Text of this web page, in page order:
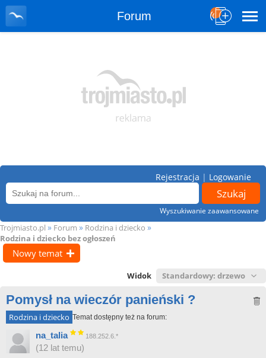
Forum
Wyszukiwanie zaawansowane
Rejestracja | Logowanie
Trojmiasto.pl » Forum » Rodzina i dziecko »
Rodzina i dziecko bez ogłoszeń
Nowy temat
Widok
Pomysł na wieczór panieński ?
Rodzina i dziecko Temat dostępny też na forum:
na_talia 188.252.6.*
(12 lat temu)